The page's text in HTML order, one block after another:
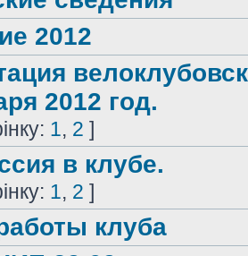
2012
2012 год.
1, 2 ]
в клубе.
1, 2 ]
клуба